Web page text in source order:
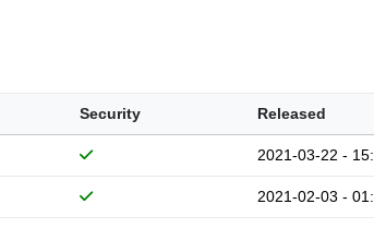
Security Released
2021-03-22 -
2021-02-03 -